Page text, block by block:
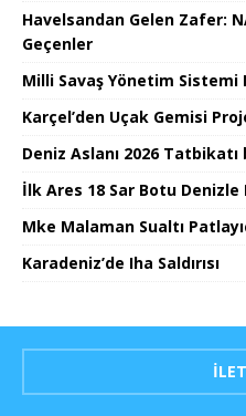
Havelsandan Gelen Zafer:
Geçenler
Milli Savaş Yönetim Sistemi
Karçel’den Uçak Gemisi
Deniz Aslanı 2026 Tatbikatı
İlk Ares 18 Sar Botu Denizle
Mke Malaman Sualtı
Karadeniz’de Iha Saldırısı